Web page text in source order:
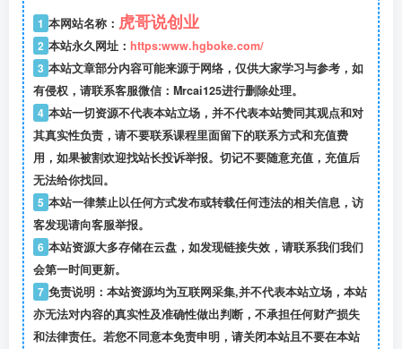
1 本网站名称： 虎哥说创业
2 本站永久网址： https:www.hgboke.com/
3 本站文章部分内容可能来源于网络，仅供大家学习与参考，如
有侵权，请联系客服微信：Mrcai125进行删除处理。
4 本站一切资源不代表本站立场，并不代表本站赞同其观点和对
其真实性负责，请不要联系课程里面留下的联系方式和充值费
用，如果被割欢迎找站长投诉举报。切记不要随意充值，充值后
无法给你找回。
5 本站一律禁止以任何方式发布或转载任何违法的相关信息，访
客发现请向客服举报。
6 本站资源大多存储在云盘，如发现链接失效，请联系我们我们
会第一时间更新。
7 免责说明：本站资源均为互联网采集,并不代表本站立场，本站
亦无法对内容的真实性及准确性做出判断，不承担任何财产损失
和法律责任。若您不同意本免责申明，请关闭本站且不要在本站